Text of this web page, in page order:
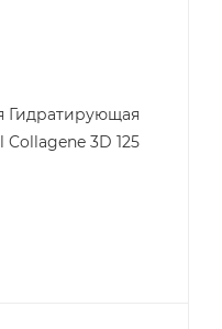
Гидратирующая
3D 125